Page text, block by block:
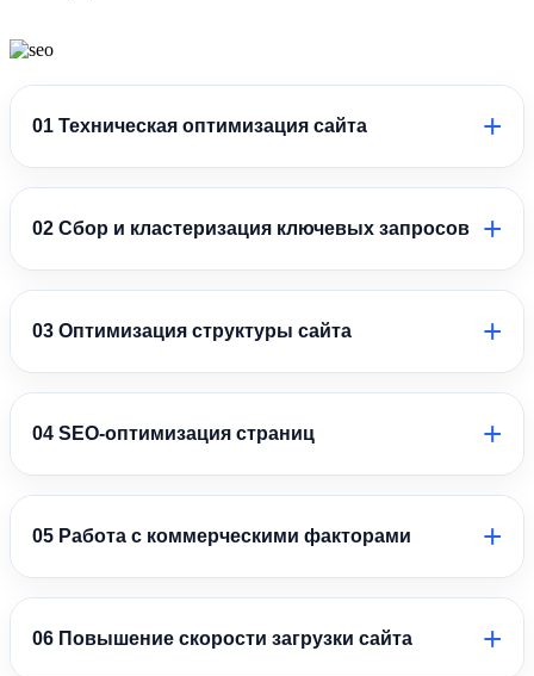
01 Техническая оптимизация сайта +
помогают сайту корректно ранжироваться в Яндексе.
02 Сбор и кластеризация ключевых запросов +
сайта для эффективного продвижения.
03 Оптимизация структуры сайта +
поисковым системам — индексировать страницы.
04 SEO-оптимизация страниц +
страниц в поиске Яндекса.
05 Работа с коммерческими факторами +
других коммерческих элементов.
06 Повышение скорости загрузки сайта +